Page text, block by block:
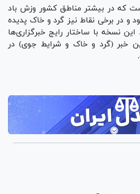
که در بیشتر مناطق کشور وزش باد
در برخی نقاط نیز گرد و خاک پدیده
نسخه با ساختار رایج خبرگزاری‌ها
خبر (گرد و خاک و شرایط جوی) در